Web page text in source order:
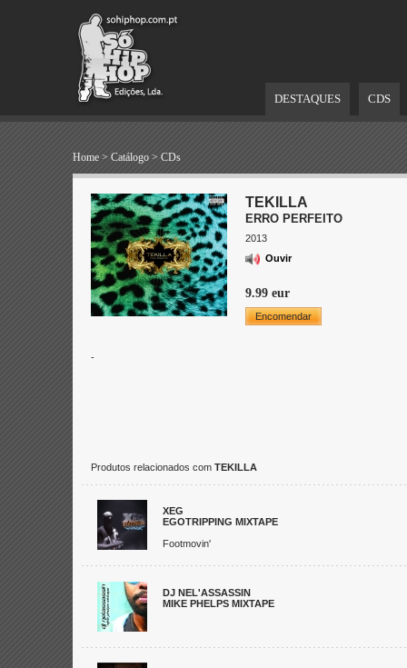
DESTAQUES CDS
Home > Catálogo > CDs
TEKILLA
ERRO PERFEITO
2013
Ouvir
9.99 eur
Encomendar
-
Produtos relacionados com TEKILLA
XEG
EGOTRIPPING MIXTAPE
Footmovin'
DJ NEL'ASSASSIN
MIKE PHELPS MIXTAPE